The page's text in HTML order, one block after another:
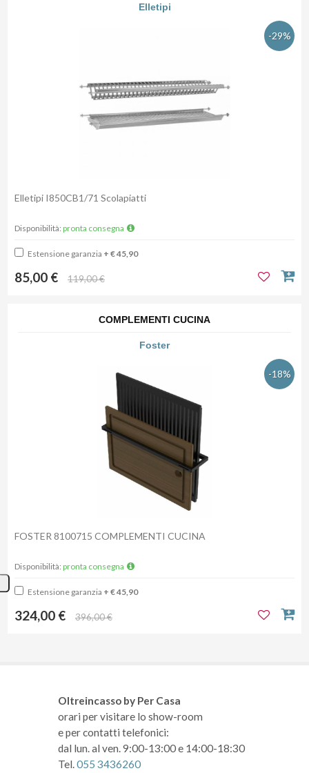
Elletipi
-29%
Elletipi I850CB1/71 Scolapiatti
Disponibilità: pronta consegna
Estensione garanzia + € 45,90
85,00 € 119,00 €
COMPLEMENTI CUCINA
Foster
-18%
FOSTER 8100715 COMPLEMENTI CUCINA
Disponibilità: pronta consegna
Estensione garanzia + € 45,90
324,00 € 396,00 €
Oltreincasso by Per Casa
orari per visitare lo show-room
e per contatti telefonici:
dal lun. al ven. 9:00-13:00 e 14:00-18:30
Tel.055 3436260